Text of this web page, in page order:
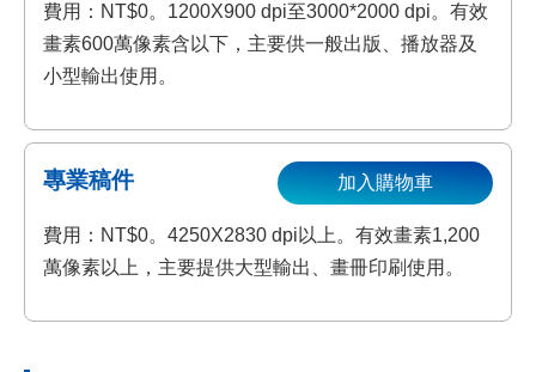
費用：NT$0。1200X900 dpi至3000*2000 dpi。有效
畫素600萬像素含以下，主要供一般出版、播放器及
小型輸出使用。
專業稿件
費用：NT$0。4250X2830 dpi以上。有效畫素1,200
萬像素以上，主要提供大型輸出、畫冊印刷使用。
加入購物車